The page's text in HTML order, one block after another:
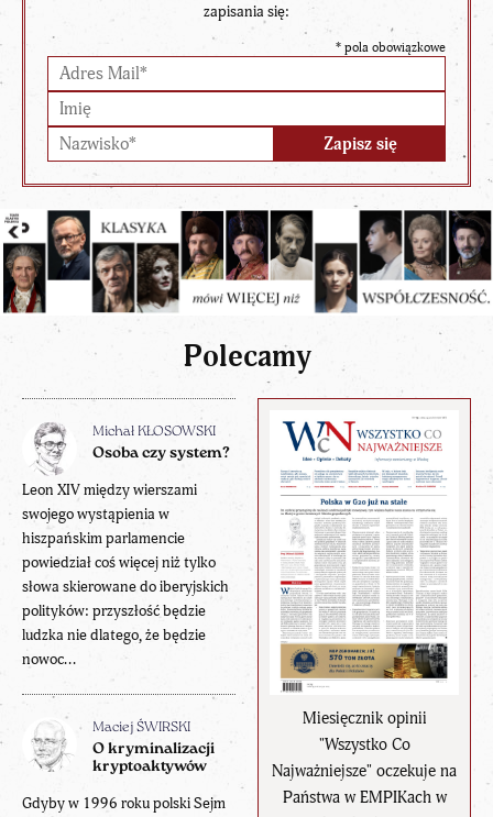
zapisania się:
* pola obowiązkowe
Polecamy
Miesięcznik opinii
"Wszystko Co
Najważniejsze" oczekuje na
Państwa w EMPIKach w
Michał KŁOSOWSKI
Osoba czy system?
Leon XIV między wierszami
swojego wystąpienia w
hiszpańskim parlamencie
powiedział coś więcej niż tylko
słowa skierowane do iberyjskich
polityków: przyszłość będzie
ludzka nie dlatego, że będzie
nowoc...
Maciej ŚWIRSKI
O kryminalizacji
kryptoaktywów
Gdyby w 1996 roku polski Sejm